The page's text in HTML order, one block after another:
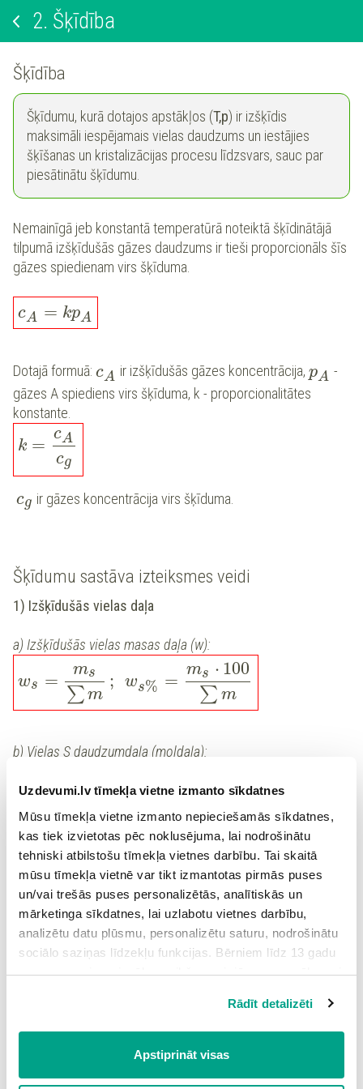
Uzdevumi.lv tīmekļa vietne izmanto sīkdatnes
Mūsu tīmekļa vietne izmanto nepieciešamās sīkdatnes,
kas tiek izvietotas pēc noklusējuma, lai nodrošinātu
tehniski atbilstošu tīmekļa vietnes darbību. Tai skaitā
mūsu tīmekļa vietnē var tikt izmantotas pirmās puses
un/vai trešās puses personalizētās, analītiskās un
mārketinga sīkdatnes, lai uzlabotu vietnes darbību,
analizētu datu plūsmu, personalizētu saturu, nodrošinātu
sociālo saziņas līdzekļu funkcijas. Bērniem līdz 13 gadu
vecumam pirms izvēles veikšanas ir jāprasa vecāka vai
Spiežot uz pogas “Apstiprināt visas”, Jūs piekrītat visām
sīkdatnēm, kas atrodas šajā tīmekļa vietnē, ieskaitot
trešo pušu mārketinga sīkdatnes. Spiežot uz pogas
Rādīt detalizēti
Apstiprināt visas
2. Šķīdība
Šķīdība
Šķīdumu, kurā dotajos apstākļos (T,p) ir izšķīdis
maksimāli iespējamais vielas daudzums un iestājies
šķīšanas un kristalizācijas procesu līdzsvars, sauc par
piesātinātu šķīdumu.
Nemainīgā jeb konstantā temperatūrā noteiktā šķīdinātājā
tilpumā izšķīdušās gāzes daudzums ir tieši proporcionāls šīs
gāzes spiedienam virs šķīduma.
cA = kpA
Dotajā formuā: cA ir izšķīdušās gāzes koncentrācija,pA -
gāzes A spiediens virs šķīduma, k - proporcionalitātes
konstante.
k =
cA
cg
cg ir gāzes koncentrācija virs šķīduma.
Šķīdumu sastāva izteiksmes veidi
1) Izšķīdušās vielas daļa
a) Izšķīdušās vielas masas daļa (w):
ws =
ms
∑ m
; ws% =
ms ⋅ 100
∑ m
b) Vielas S daudzumdaļa (moldaļa):
χ =
n + n solv .
Dotajā formulā:nsir izšķīdušās vielas S daudzums molos,
nsolv.ir šķīdinātāja (solventa) daudzums molos.
2) Šķīdināmās vielas attiecība pret šķīdinātāju
Molalitāteb :
Molalitāte ir izšķīdušās vielas S daudzumsn vienā
bs = mol/kg ; bs =